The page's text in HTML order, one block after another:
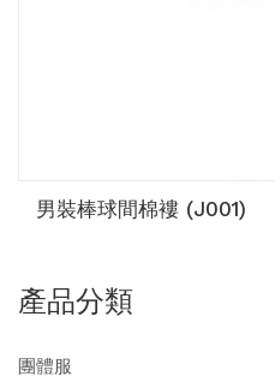
男裝棒球間棉褸 (J001)
產品分類
團體服